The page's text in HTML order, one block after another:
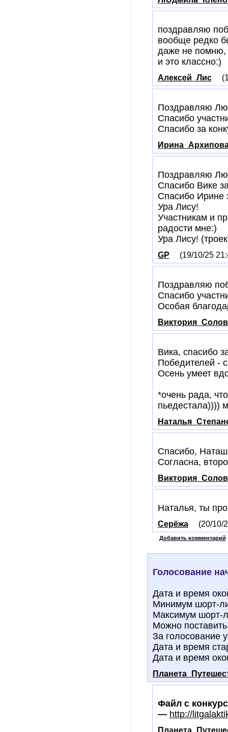
поздравляю
вообще редко
даже не помню,
и это классно:)
Алексей_Лис
Поздравляю
Спасибо
Спасибо за
Поздравляю
Спасибо Вике
Спасибо Ирине
Ура Лису!
Участникам и
радости мне:)
Ура Лису!
GP (19/10/25
Поздравляю
Спасибо
Особая
Вика, спасибо
Победителей -
Осень умеет
*очень рада,
пьедестала))))
Спасибо,
Согласна,
Наталья, ты
Серёжа (20/10/
Добавить комментарий
Голосование
Дата и время
Минимум шорт-
Максимум шорт-
Можно
За голосование
Дата и время
Дата и время
Файл с
— http://